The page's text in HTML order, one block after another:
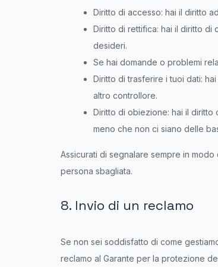
Diritto di accesso: hai il diritto
Diritto di rettifica: hai il diritto
desideri.
Se hai domande o problemi
Diritto di trasferire i tuoi dati:
altro controllore.
Diritto di obiezione: hai il
meno che non ci siano delle
Assicurati di segnalare sempre in
persona sbagliata.
8. Invio di un reclamo
Se non sei soddisfatto di come
reclamo al Garante per la protezione